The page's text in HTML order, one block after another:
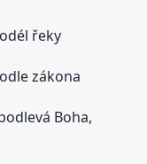
řeky
zákona
Boha,